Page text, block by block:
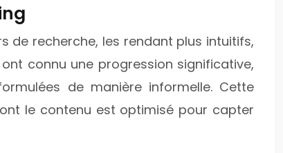
de recherche, les rendant plus intuitifs,
connu une progression significative,
de manière informelle. Cette
le contenu est optimisé pour capter